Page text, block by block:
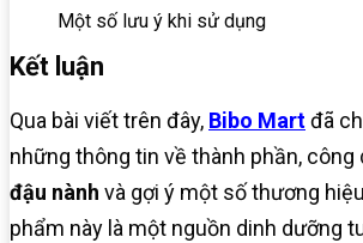
Một số lưu ý khi sử dụng
Kết luận
Qua bài viết trên đây, Bibo Martđã
những thông tin về thành phần, công
đậu nành và gợi ý một số thương
phẩm này là một nguồn dinh dưỡng